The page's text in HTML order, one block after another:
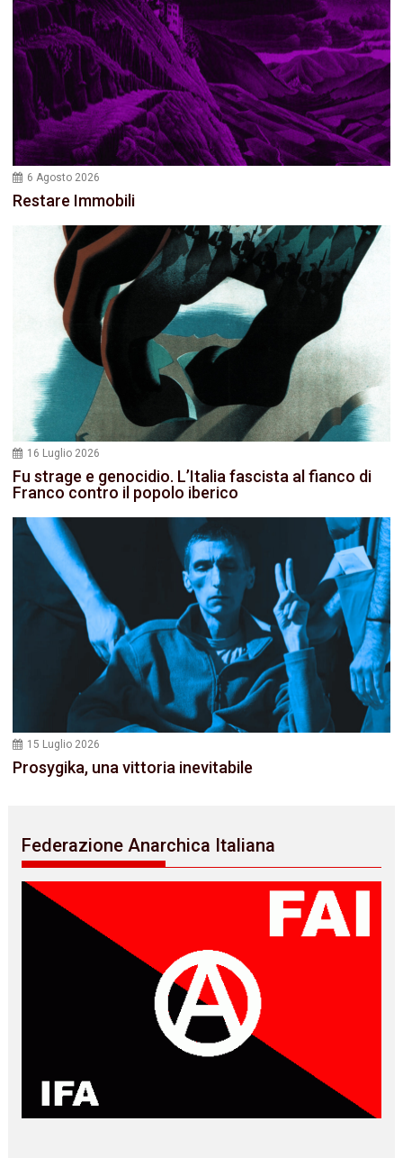
6 Agosto 2026
Restare Immobili
16 Luglio 2026
Fu strage e genocidio. L’Italia fascista al fianco di
Franco contro il popolo iberico
15 Luglio 2026
Prosygika, una vittoria inevitabile
Federazione Anarchica Italiana